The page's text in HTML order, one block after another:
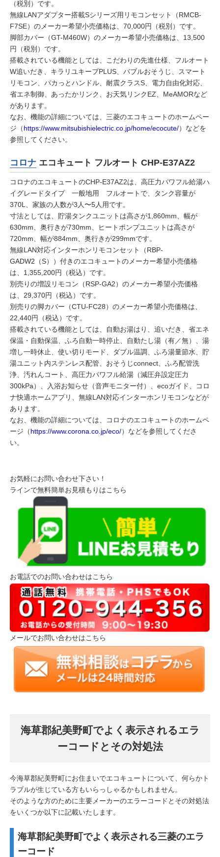
（税別）です。
無線LANアダプター搭載Sシリーズ用リモコンセット（RMCB-
F7SE）のメーカー希望小売価格は、70,000円（税別）です。
脚部カバー（GT-M460W）のメーカー希望小売価格は、13,500
円（税別）です。
搭載されている機能としては、こだわりの先進仕様、フルオート
W追いだき、キラリユキープPLUS、バブルおそうじ、スマート
リモコン、パカっとハンドル、耐震クラスS、電力自由化対応、
省エネ制御、あったかリンク、お天気リンクEZ、MeAMORなど
があります。
なお、機能の詳細については、三菱のエコキュートのホームペー
ジ（https://www.mitsubishielectric.co.jp/home/ecocute/）などを
参照してください。
コロナ エコキュート フルオート CHP-E37AZ2
コロナのエコキュートのCHP-E37AZ2は、高圧力パワフル給湯ハ
イグレードタイプ 一般地用 フルオートで、タンク容量が
370L、家族の人数が3人〜5人用です。
寸法としては、貯湯タンクユニットは高さが1,860mm、幅が
630mm、奥行きが730mm、ヒートポンプユニットは高さが
720mm、幅が884mm、奥行きが299mmです。
無線LAN対応インターホンリモコンセット（RBP-
GADW2（S））付きのエコキュートのメーカー希望小売価格
は、1,355,200円（税込）です。
別売りの増設リモコン（RSP-GA2）のメーカー希望小売価格
は、29,370円（税込）です。
別売りの脚カバー（CTU-FC28）のメーカー希望小売価格は、
22,440円（税込）です。
搭載されている機能としては、自動お湯はり、追いだき、省エネ
保温・自動保温、ふろ自動一時停止、自動たし湯（有／無）、湯
増し一時休止、使い切りモード、ダブル温調、ふろ湯量節水、貯
湯ユニット内ステンレス配管、おそうじconnect、ふろ配管洗
浄、汚れんコート、高圧力パワフル給湯（減圧弁設定圧力
300kPa）、入浴お知らせ（音声モニター付）、ecoガイド、コロ
ナ快適ホームアプリ、無線LAN対応インターホンリモコンなどが
あります。
なお、機能の詳細については、コロナのエコキュートのホームペ
ージ（https://www.corona.co.jp/eco/）などを参照してくださ
い。
お気軽にお問い合わせ下さい！
ラインで無料簡単お見積もりはこちら
お電話でのお問い合わせはこちら
メールでお問い合わせはこちら
海草郡紀美野町でよく表示されるエラ
ーコードとその対処法
今海草郡紀美野町にお住まいでエコキュートについて、何らかト
ラブルが生じている方もいらっしゃるかもしれません。
そのような方のために主要メーカーのエラーコードとその対処法
をいくつか以下に記載いたします。
海草郡紀美野町でよく表示される三菱のエラ
ーコード